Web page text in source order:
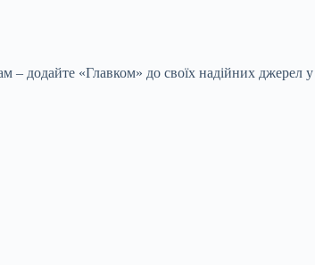
– додайте «Главком» до своїх надійних джерел